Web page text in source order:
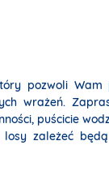
pozwoli Wam
wrażeń.
puścicie
losy zależeć